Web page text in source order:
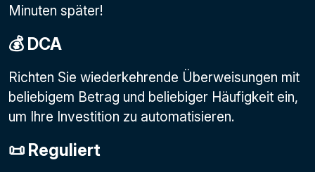
Minuten später!
💰 DCA
Richten Sie wiederkehrende Überweisungen mit
beliebigem Betrag und beliebiger Häufigkeit ein,
um Ihre Investition zu automatisieren.
📜 Reguliert